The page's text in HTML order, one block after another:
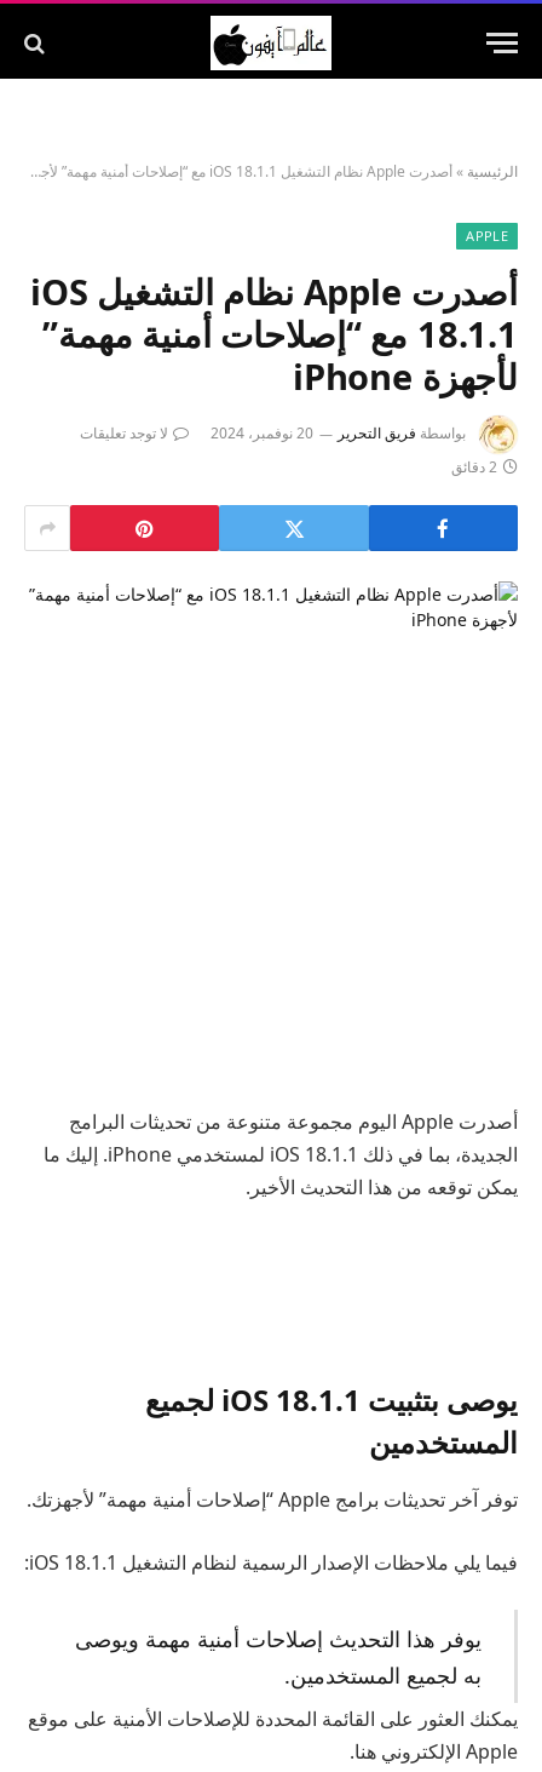
الرئيسية »أصدرت Apple نظام التشغيل iOS 18.1.1 مع “إصلاحات أمنية مهمة” لأجهزة iPhone
APPLE
أصدرت Apple نظام التشغيل iOS
18.1.1 مع “إصلاحات أمنية مهمة”
لأجهزة iPhone
بواسطة فريق التحرير 20 نوفمبر، 2024
لا توجد تعليقات
2 دقائق
أصدرت Apple اليوم مجموعة متنوعة من تحديثات البرامج
الجديدة، بما في ذلك iOS 18.1.1 لمستخدمي iPhone. إليك ما
يمكن توقعه من هذا التحديث الأخير.
يوصى بتثبيت iOS 18.1.1 لجميع
المستخدمين
توفر آخر تحديثات برامج Apple “إصلاحات أمنية مهمة” لأجهزتك.
فيما يلي ملاحظات الإصدار الرسمية لنظام التشغيل iOS 18.1.1:
يوفر هذا التحديث إصلاحات أمنية مهمة ويوصى
به لجميع المستخدمين.
يمكنك العثور على القائمة المحددة للإصلاحات الأمنية على موقع
Apple الإلكتروني هنا.